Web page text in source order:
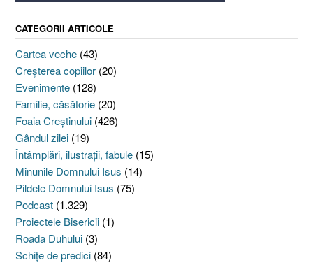
CATEGORII ARTICOLE
Cartea veche (43)
Creşterea copiilor (20)
Evenimente (128)
Familie, căsătorie (20)
Foaia Creştinului (426)
Gândul zilei (19)
Întâmplări, ilustraţii, fabule (15)
Minunile Domnului Isus (14)
Pildele Domnului Isus (75)
Podcast (1.329)
Proiectele Bisericii (1)
Roada Duhului (3)
Schiţe de predici (84)